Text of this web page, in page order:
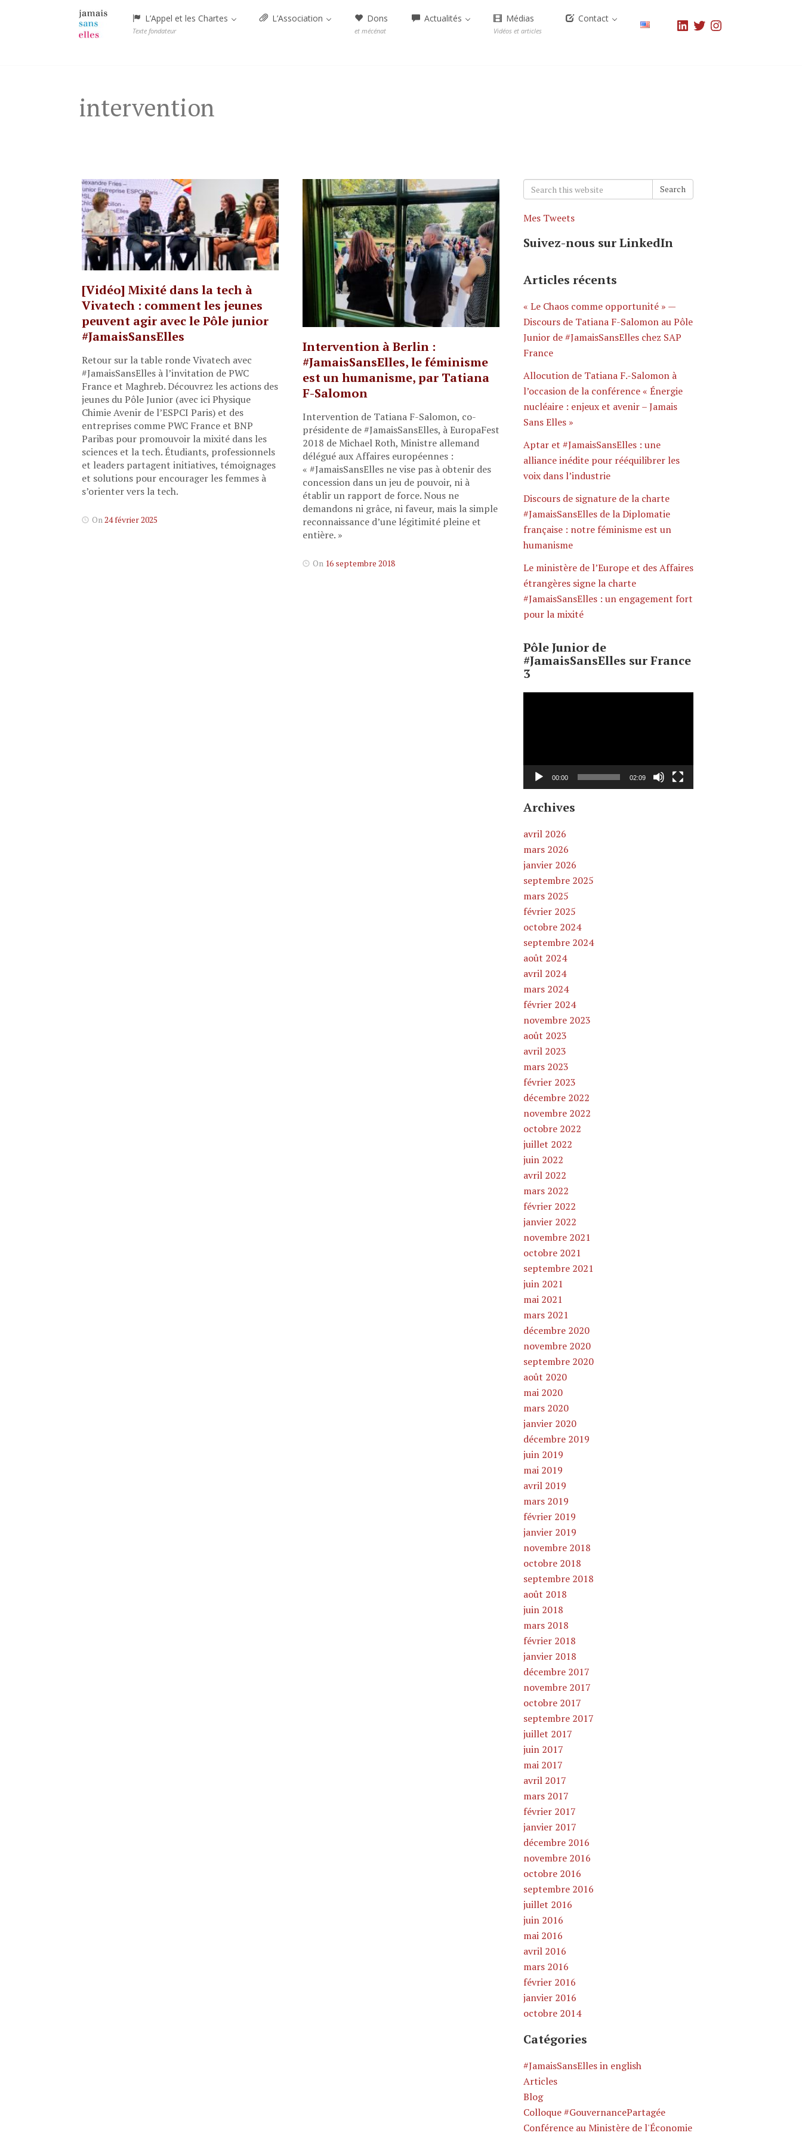
LinkedIn
TwitterInstagram
Menu L’Appel et les Chartes
Texte fondateur
L’Association Dons
et mécénat
Actualités Médias
Vidéos et articles
Contact
intervention
[Vidéo] Mixité dans la tech à
Vivatech : comment les jeunes
peuvent agir avec le Pôle junior
#JamaisSansElles​
Retour sur la table ronde Vivatech avec
#JamaisSansElles à l’invitation de PWC
France et Maghreb. Découvrez les actions des
jeunes du Pôle Junior (avec ici Physique
Chimie Avenir de l’ESPCI Paris) et des
entreprises comme PWC France et BNP
Paribas pour promouvoir la mixité dans les
sciences et la tech. Étudiants, professionnels
et leaders partagent initiatives, témoignages
et solutions pour encourager les femmes à
s’orienter vers la tech.
On24 février 2025
Intervention à Berlin :
#JamaisSansElles, le féminisme
est un humanisme, par Tatiana
F-Salomon
Intervention de Tatiana F-Salomon, co-
présidente de #JamaisSansElles, à EuropaFest
2018 de Michael Roth, Ministre allemand
délégué aux Affaires européennes :
« #JamaisSansElles ne vise pas à obtenir des
concession dans un jeu de pouvoir, ni à
établir un rapport de force. Nous ne
demandons ni grâce, ni faveur, mais la simple
reconnaissance d’une légitimité pleine et
entière. »
On 16 septembre 2018
Search
for:
Search
Mes Tweets
Suivez-nous sur LinkedIn
Articles récents
« Le Chaos comme opportunité » —
Discours de Tatiana F-Salomon au Pôle
Junior de #JamaisSansElles chez SAP
France
Allocution de Tatiana F.-Salomon à
l’occasion de la conférence « Énergie
nucléaire : enjeux et avenir – Jamais
Sans Elles »
Aptar et #JamaisSansElles : une
alliance inédite pour rééquilibrer les
voix dans l’industrie
Discours de signature de la charte
#JamaisSansElles de la Diplomatie
française : notre féminisme est un
humanisme
Le ministère de l’Europe et des Affaires
étrangères signe la charte
#JamaisSansElles : un engagement fort
pour la mixité
Pôle Junior de
#JamaisSansElles sur France
3
00:00 02:09
Archives
avril 2026
mars 2026
janvier 2026
septembre 2025
mars 2025
février 2025
octobre 2024
septembre 2024
août 2024
avril 2024
mars 2024
février 2024
novembre 2023
août 2023
avril 2023
mars 2023
février 2023
décembre 2022
novembre 2022
octobre 2022
juillet 2022
juin 2022
avril 2022
mars 2022
février 2022
janvier 2022
novembre 2021
octobre 2021
septembre 2021
juin 2021
mai 2021
mars 2021
décembre 2020
novembre 2020
septembre 2020
août 2020
mai 2020
mars 2020
janvier 2020
décembre 2019
juin 2019
mai 2019
avril 2019
mars 2019
février 2019
janvier 2019
novembre 2018
octobre 2018
septembre 2018
août 2018
juin 2018
mars 2018
février 2018
janvier 2018
décembre 2017
novembre 2017
octobre 2017
septembre 2017
juillet 2017
juin 2017
mai 2017
avril 2017
mars 2017
février 2017
janvier 2017
décembre 2016
novembre 2016
octobre 2016
septembre 2016
juillet 2016
juin 2016
mai 2016
avril 2016
mars 2016
février 2016
janvier 2016
octobre 2014
Catégories
#JamaisSansElles in english
Articles
Blog
Colloque #GouvernancePartagée
Conférence au Ministère de l'Économie